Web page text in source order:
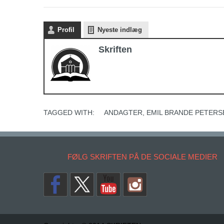
Profil Nyeste indlæg
Skriften
TAGGED WITH: ANDAGTER EMIL BRANDE
FØLG SKRIFTEN PÅ DE SOCIALE MEDIER